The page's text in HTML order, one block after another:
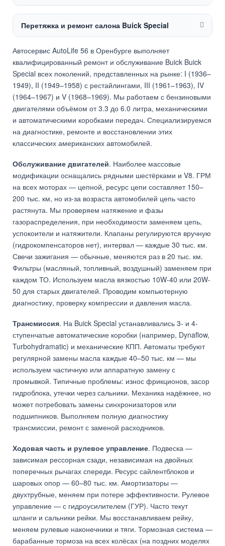
Перетяжка и ремонт салона Buick Special
Автосервис AutoLife 56 в Оренбурге выполняет
квалифицированный ремонт и обслуживание Buick Buick
Special всех поколений, представленных на рынке: I (1936–
1949), II (1949–1958) с рестайлингами, III (1961–1963), IV
(1964–1967) и V (1968–1969). Мы работаем с бензиновыми
двигателями объёмом от 3.3 до 6.0 литра, механическими
и автоматическими коробками передач. Специализируемся
на диагностике, ремонте и восстановлении этих
классических американских автомобилей.
Обслуживание двигателей. Наиболее массовые
модификации оснащались рядными шестёрками и V8. ГРМ
на всех моторах — цепной, ресурс цепи составляет 150–
200 тыс. км, но из-за возраста автомобилей цепь часто
растянута. Мы проверяем натяжение и фазы
газораспределения, при необходимости заменяем цепь,
успокоители и натяжители. Клапаны регулируются вручную
(гидрокомпенсаторов нет), интервал — каждые 30 тыс. км.
Свечи зажигания — обычные, меняются раз в 20 тыс. км.
Фильтры (масляный, топливный, воздушный) заменяем при
каждом ТО. Используем масла вязкостью 10W-40 или 20W-
50 для старых двигателей. Проводим компьютерную
диагностику, проверку компрессии и давления масла.
Трансмиссия. На Buick Special устанавливались 3- и 4-
ступенчатые автоматические коробки (например, Dynaflow,
Turbohydramatic) и механические КПП. Автоматы требуют
регулярной замены масла каждые 40–50 тыс. км — мы
используем частичную или аппаратную замену с
промывкой. Типичные проблемы: износ фрикционов, засор
гидроблока, утечки через сальники. Механика надёжнее, но
может потребовать замены синхронизаторов или
подшипников. Выполняем полную диагностику
трансмиссии, ремонт с заменой расходников.
Ходовая часть и рулевое управление. Подвеска —
зависимая рессорная сзади, независимая на двойных
поперечных рычагах спереди. Ресурс сайлентблоков и
шаровых опор — 60–80 тыс. км. Амортизаторы —
двухтрубные, меняем при потере эффективности. Рулевое
управление — с гидроусилителем (ГУР). Часто текут
шланги и сальники рейки. Мы восстанавливаем рейку,
меняем рулевые наконечники и тяги. Тормозная система —
барабанные тормоза на всех колёсах (на поздних моделях